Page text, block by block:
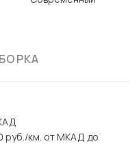
руб./км. от МКАД до